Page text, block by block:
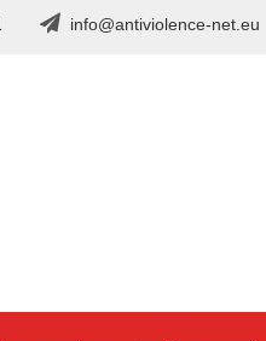
info@antiviolence-net.eu